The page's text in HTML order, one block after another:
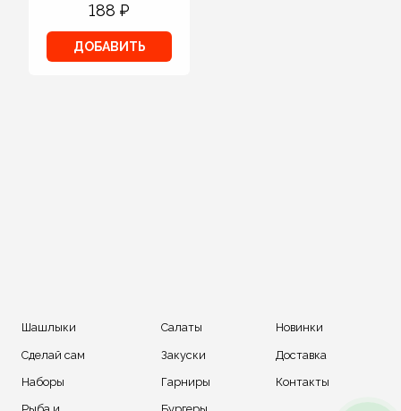
188 ₽
ДОБАВИТЬ
Шашлыки
Сделай сам
Наборы
Салаты
Закуски
Гарниры
Новинки
Доставка
Контакты